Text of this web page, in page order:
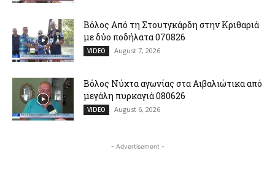
Βόλος Από τη Στουτγκάρδη στην Κριθαριά
με δύο ποδήλατα 070826
VIDEO August 7, 2026
Βόλος Νύχτα αγωνίας στα Αιβαλιώτικα από
μεγάλη πυρκαγιά 080626
VIDEO August 6, 2026
- Advertisement -